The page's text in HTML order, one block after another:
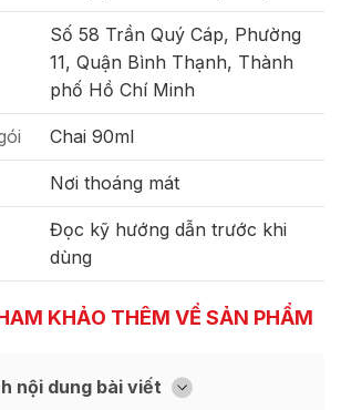
Số 58 Trần Quý Cáp, Phường
11, Quận Bình Thạnh, Thành
phố Hồ Chí Minh
Chai 90ml
Nơi thoáng mát
Đọc kỹ hướng dẫn trước khi
dùng
KHẢO THÊM VỀ SẢN PHẨM
nội dung bài viết [
Ẩn